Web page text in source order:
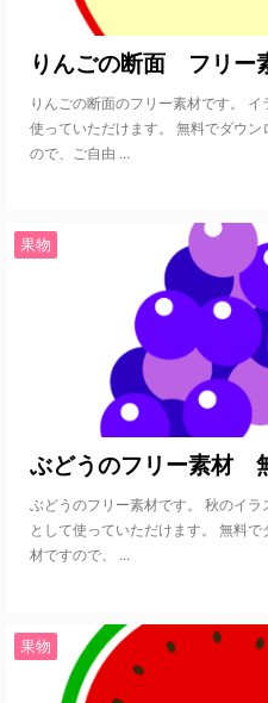
りんごの断面 フリー
りんごの断面のフリー素材です。 イ
使っていただけます。 無料でダウン
ので、ご自由 ...
果物
ぶどうのフリー素材
ぶどうのフリー素材です。 秋のイラ
として使っていただけます。 無料
材ですので、 ...
果物